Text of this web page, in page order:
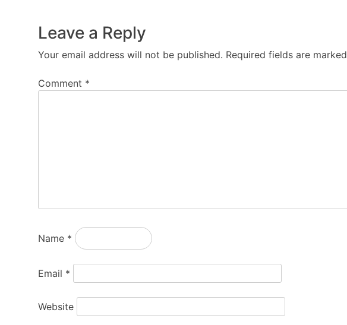
Leave a Reply
Your email address will not be published. Required fields are marked
Comment *
Name *
Email *
Website